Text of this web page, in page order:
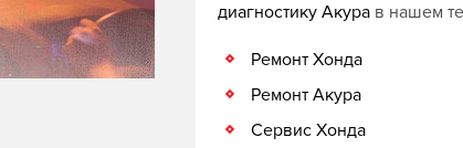
диагностику Акура в нашем
Ремонт Хонда
Ремонт Акура
Сервис Хонда